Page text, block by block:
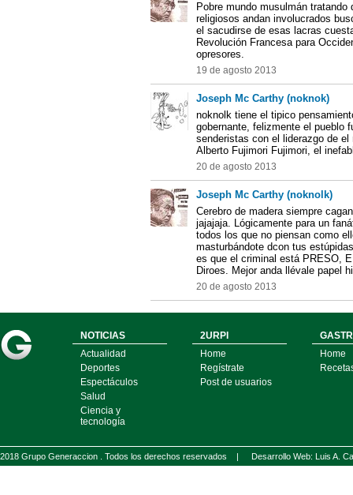
Pobre mundo musulmán
religiosos andan involucrados
el sacudirse de esas lacras
Revolución Francesa para
opresores.
19 de agosto 2013
Joseph Mc Carthy (noknok)
noknolk tiene el tipico
gobernante, felizmente el pueblo
senderistas con el liderazgo de
Alberto Fujimori Fujimori, el
20 de agosto 2013
Joseph Mc Carthy (noknolk)
Cerebro de madera siempre
jajajaja. Lógicamente para un
todos los que no piensan como
masturbándote dcon tus
es que el criminal está PRESO,
Diroes. Mejor anda llévale papel
20 de agosto 2013
NOTICIAS
Actualidad
Deportes
Espectáculos
Salud
Ciencia y
tecnología
2URPI
Home
Regístrate
Post de usuarios
Home
2018 Grupo Generaccion . Todos los derechos reservados | Desarrollo Web: Luis